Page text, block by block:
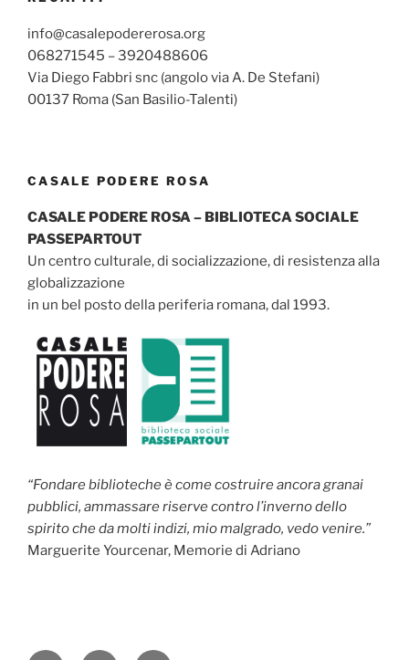
info@casalepodererosa.org
068271545 – 3920488606
Via Diego Fabbri snc (angolo via A. De Stefani)
00137 Roma (San Basilio-Talenti)
CASALE PODERE ROSA
CASALE PODERE ROSA – BIBLIOTECA SOCIALE
PASSEPARTOUT
Un centro culturale, di socializzazione, di resistenza alla
globalizzazione
in un bel posto della periferia romana, dal 1993.
“Fondare biblioteche è come costruire ancora granai
pubblici, ammassare riserve contro l’inverno dello
spirito che da molti indizi, mio malgrado, vedo venire.”
Marguerite Yourcenar, Memorie di Adriano